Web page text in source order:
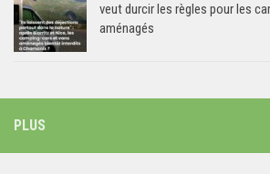
veut durcir les règles pour les
aménagés
PLUS